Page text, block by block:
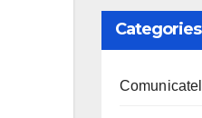
Categories